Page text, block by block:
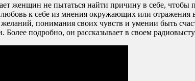
женщин не пытаться найти причину в себе,
к себе из мнения окружающих или
понимания своих чувств и умении быть
Более подробно, он рассказывает в своем